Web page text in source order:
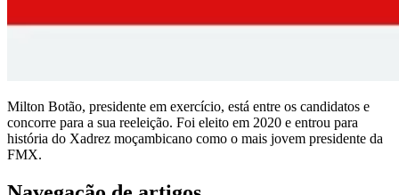
Milton Botão, presidente em exercício, está entre os candidatos e
concorre para a sua reeleição. Foi eleito em 2020 e entrou para
história do Xadrez moçambicano como o mais jovem presidente da
FMX.